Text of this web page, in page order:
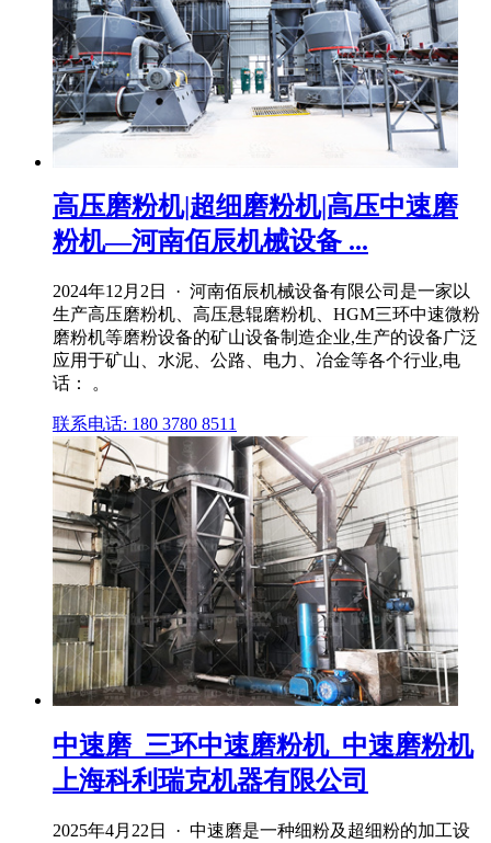
高压磨粉机|超细磨粉机|高压中速磨
粉机—河南佰辰机械设备 ...
2024年12月2日 · 河南佰辰机械设备有限公司是一家以
生产高压磨粉机、高压悬辊磨粉机、HGM三环中速微粉
磨粉机等磨粉设备的矿山设备制造企业,生产的设备广泛
应用于矿山、水泥、公路、电力、冶金等各个行业,电
话： 。
联系电话: 180 3780 8511
中速磨_三环中速磨粉机_中速磨粉机
上海科利瑞克机器有限公司
2025年4月22日 · 中速磨是一种细粉及超细粉的加工设